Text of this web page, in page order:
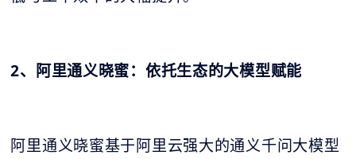
2、阿里通义晓蜜：依托生态的大模型赋能
阿里通义晓蜜基于阿里云强大的通义千问大模型